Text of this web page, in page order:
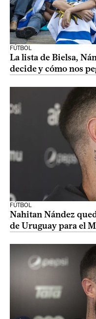
FÚTBOL
La lista de Bielsa,
decide y cómo nos
FÚTBOL
Nahitan Nández
de Uruguay para el